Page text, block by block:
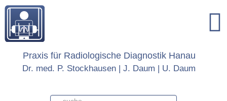
Praxis für Radiologische Diagnostik Hanau
Dr. med. P. Stockhausen | J. Daum | U. Daum